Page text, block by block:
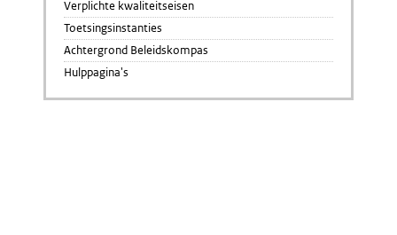
Verplichte kwaliteitseisen
Toetsingsinstanties
Achtergrond Beleidskompas
Hulppagina's